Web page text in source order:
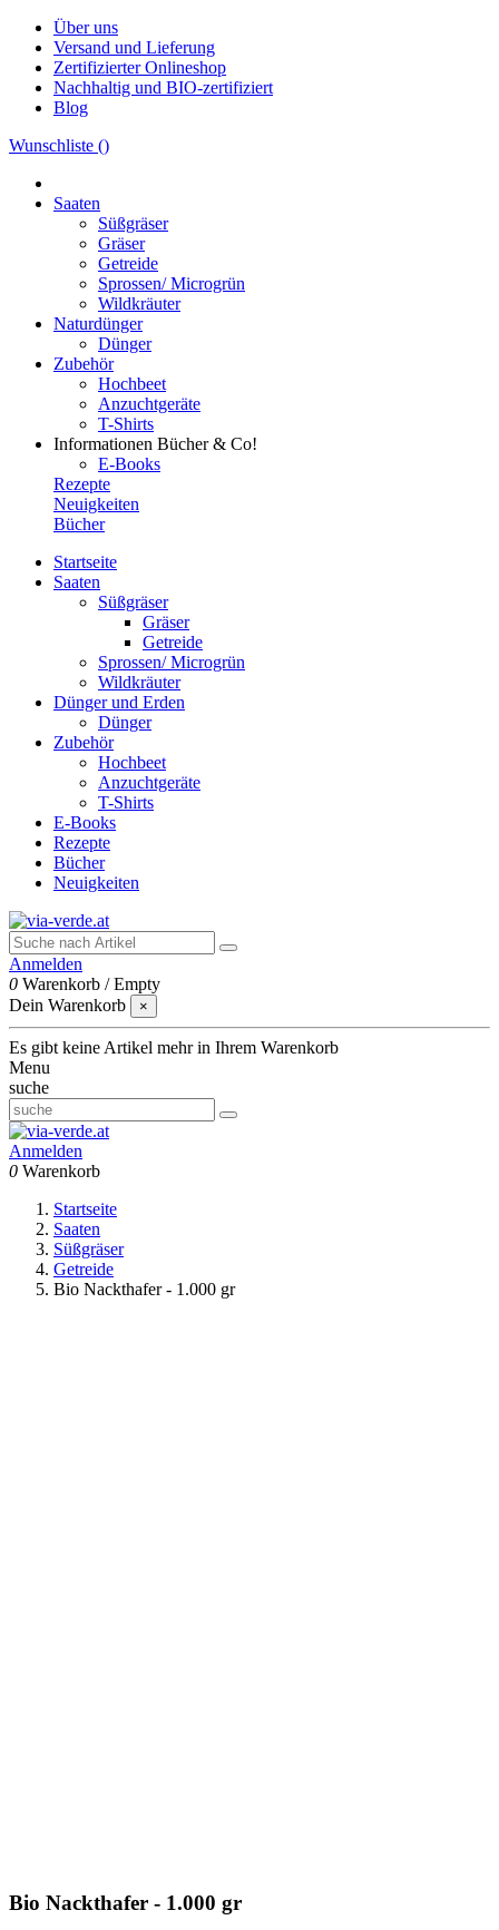
Über uns
Versand und Lieferung
Zertifizierter Onlineshop
Nachhaltig und BIO-zertifiziert
Blog
Wunschliste ()
Saaten
Süßgräser
Gräser
Getreide
Sprossen/ Microgrün
Wildkräuter
Naturdünger
Dünger
Zubehör
Hochbeet
Anzuchtgeräte
T-Shirts
Informationen Bücher & Co!
E-Books
Rezepte
Neuigkeiten
Bücher
Startseite
Saaten
Süßgräser
Gräser
Getreide
Sprossen/ Microgrün
Wildkräuter
Dünger und Erden
Dünger
Zubehör
Hochbeet
Anzuchtgeräte
T-Shirts
E-Books
Rezepte
Bücher
Neuigkeiten
Anmelden
0 Warenkorb /Empty
Dein Warenkorb
×
Es gibt keine Artikel mehr in Ihrem Warenkorb
Menu
suche
Anmelden
0 Warenkorb
Startseite
Saaten
Süßgräser
Getreide
Bio Nackthafer - 1.000 gr
Bio Nackthafer - 1.000 gr